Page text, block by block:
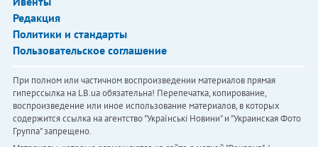
Редакция
Политики и стандарты
Пользовательское соглашение
При полном или частичном воспроизведении материалов прямая
гиперссылка на LB.ua обязательна! Перепечатка, копирование,
воспроизведение или иное использование материалов, в которых
содержится ссылка на агентство "Українськi Новини" и "Украинская Фото
Группа" запрещено.